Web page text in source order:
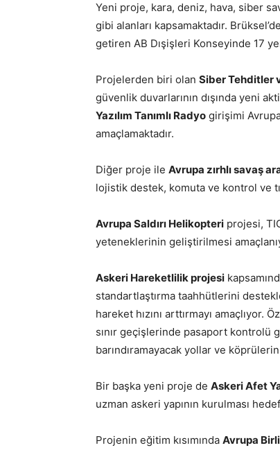
Yeni proje, kara, deniz, hava, siber
gibi alanları kapsamaktadır.
getiren AB Dışişleri Konseyinde 17
Projelerden biri olan Siber Tehditler
güvenlik duvarlarının dışında yeni
Yazılım Tanımlı Radyo girişimi
amaçlamaktadır.
Diğer proje ile Avrupa zırhlı savaş
lojistik destek, komuta ve kontrol ve
Avrupa Saldırı Helikopteri projesi,
yeteneklerinin geliştirilmesi
Askeri Hareketlilik projesi
standartlaştırma taahhütlerini
hareket hızını arttırmayı amaçlıyor.
sınır geçişlerinde pasaport kontrolü
barındıramayacak yollar ve
Bir başka yeni proje de Askeri Afet
uzman askeri yapının kurulması
Projenin eğitim kısımında Avrupa